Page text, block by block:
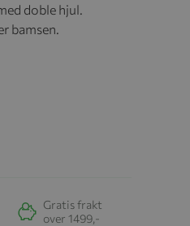
doble hjul.
bamsen.
Gratis frakt
over 1499,-